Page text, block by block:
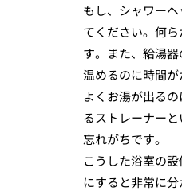
もし、シャワー
てください。何
す。また、給湯
温めるのに時間
よくお湯が出る
るストレーナー
忘れがちです。
こうした浴室の
にすると非常に